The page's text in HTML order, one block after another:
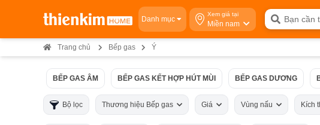
Danh mục
Xem giá tại
Miền nam
Trang chủ Bếp gas Ý
BẾP GAS ÂM BẾP GAS KẾT HỢP HÚT MÙI BẾP GAS DƯƠNG
Bộ lọc Thương hiệu Bếp gas Giá Vùng nấu Kích